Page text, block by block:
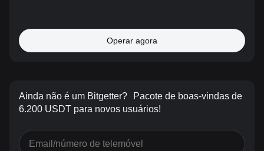
Operar agora
Ainda não é um Bitgetter?
Pacote de boas-vindas de
6.200 USDT para novos usuários!